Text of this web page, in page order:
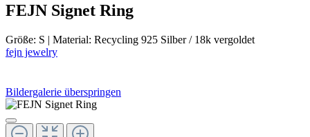
FEJN Signet Ring
Größe: S | Material: Recycling 925 Silber / 18k vergoldet
fejn jewelry
Bildergalerie überspringen